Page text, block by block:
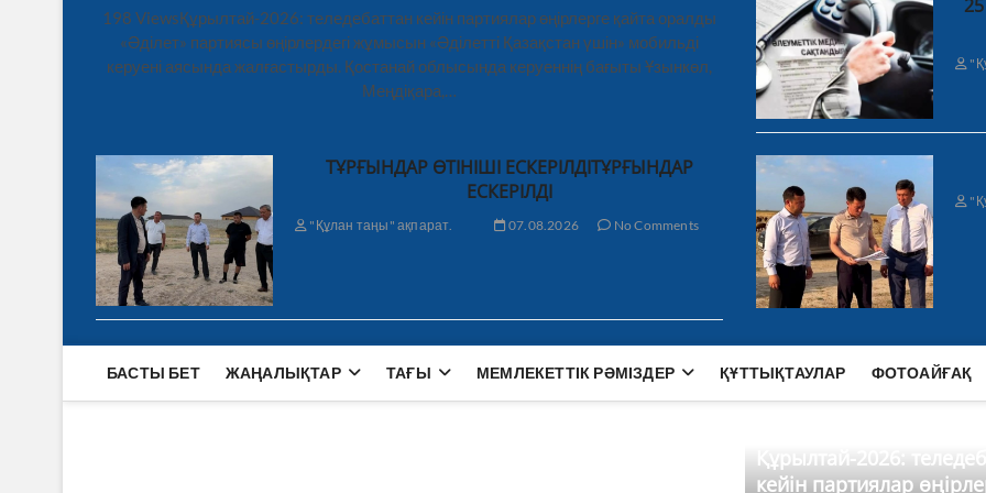
198 ViewsҚұрылтай-2026: теледебаттан кейін партиялар өңірлерге қайта оралды
«Әділет» партиясы өңірлердегі жұмысын «Әділетті Қазақстан үшін» мобильді
керуені аясында жалғастырды. Қостанай облысында керуеннің бағыты Ұзынкөл,
Меңдіқара,…
ТҰРҒЫНДАР ӨТІНІШІ ЕСКЕРІЛДІТҰРҒЫНДАР
ЕСКЕРІЛДІ
"Құлан таңы" ақпарат. 07.08.2026 No Comments
БАСТЫ БЕТ ЖАҢАЛЫҚТАР ТАҒЫ МЕМЛЕКЕТТІК РӘМІЗДЕР ҚҰТТЫҚТАУЛАР ФОТОАЙҒАҚ
Құрылтай-2026:
кейін партиялар